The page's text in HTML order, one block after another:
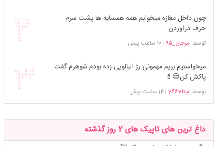
چون داخل مغازه میخوابم همه همسایه ها پشت سرم
حرف دراوردن
توسطمرجان_۹۵ | 10 ساعت پیش
میخواستیم بریم مهمونی رژ البالویی زده بودم شوهرم گفت
پاکش کن😑💄
توسطبیتا7667 |14 ساعت پیش
داغ ترین های تاپیک های 2 روز گذشته